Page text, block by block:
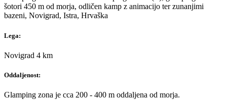
šotori 450 m od morja, odličen kamp z animacijo ter zunanjimi
bazeni, Novigrad, Istra, Hrvaška
Lega:
Novigrad 4 km
Oddaljenost:
Glamping zona je cca 200 - 400 m oddaljena od morja.